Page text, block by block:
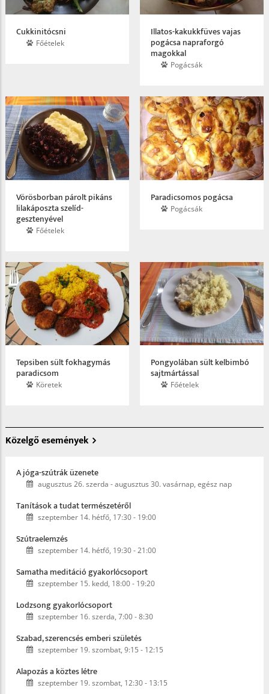
Cukkinitócsni
Főételek
Illatos-kakukkfüves vajas
pogácsa napraforgó
magokkal
Pogácsák
Vörösborban párolt pikáns
lilakáposzta szelíd­
gesztenyével
Főételek
Paradicsomos pogácsa
Pogácsák
Tepsiben sült fokhagymás
paradicsom
Köretek
Pongyolában sült kelbimbó
sajtmártással
Főételek
Közelgő események
A jóga-szútrák üzenete
augusztus 26. szerda -augusztus 30. vasárnap, egész nap
Tanítások a tudat természetéről
szeptember 14. hétfő, 17:30- 19:00
Szútraelemzés
szeptember 14. hétfő, 19:30-21:00
Samatha meditáció gyakorlócsoport
szeptember 15. kedd, 18:00- 19:20
Lodzsong gyakorlócsoport
szeptember 16. szerda, 7:00-8:30
Szabad, szerencsés emberi születés
szeptember 19. szombat, 9:15 - 12:15
Alapozás a köztes létre
szeptember 19. szombat, 12:30- 13:15